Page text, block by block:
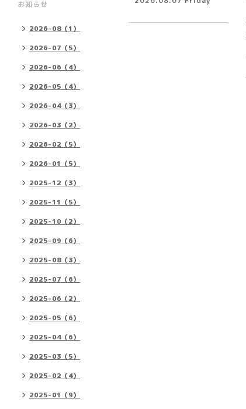
お知らせ
2026-08（1）
2026-07（5）
2026-06（4）
2026-05（4）
2026-04（3）
2026-03（2）
2026-02（5）
2026-01（5）
2025-12（3）
2025-11（5）
2025-10（2）
2025-09（6）
2025-08（3）
2025-07（6）
2025-06（2）
2025-05（6）
2025-04（6）
2025-03（5）
2025-02（4）
2025-01（9）